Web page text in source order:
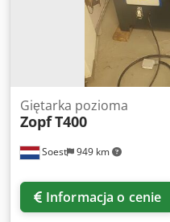
Soest 949 km
Giętarka pozioma
ZopfT400
Informacja o cenie